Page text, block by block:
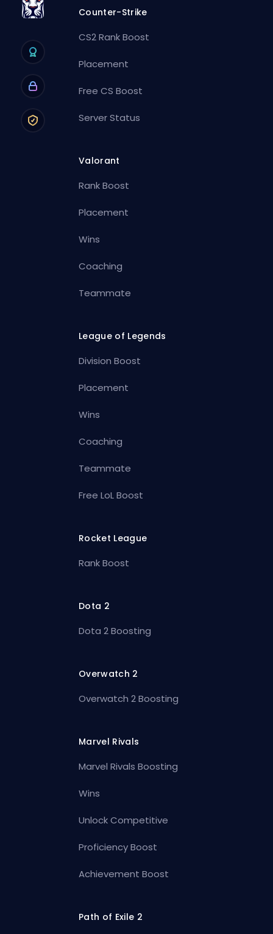
Counter-Strike
CS2 Rank Boost
Placement
Free CS Boost
Server Status
Valorant
Rank Boost
Placement
Wins
Coaching
Teammate
League of Legends
Division Boost
Placement
Wins
Coaching
Teammate
Free LoL Boost
Rocket League
Rank Boost
Dota 2
Dota 2 Boosting
Overwatch 2
Overwatch 2 Boosting
Marvel Rivals
Marvel Rivals Boosting
Wins
Unlock Competitive
Proficiency Boost
Achievement Boost
Path of Exile 2